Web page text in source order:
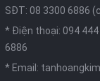
SĐT: 08 3300 6886
* Điện thoại: 094
6886
* Email: